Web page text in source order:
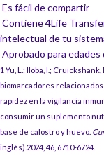
Es fácil de compartir
Contiene 4Life
intelectual de tu
Aprobado para
1 Yu, L.; Iloba, I.;
biomarcadores
rapidez en la vigilancia
consumir un suplemento
base de calostro y huevo.
inglés).2024, 46, 6710-6724.